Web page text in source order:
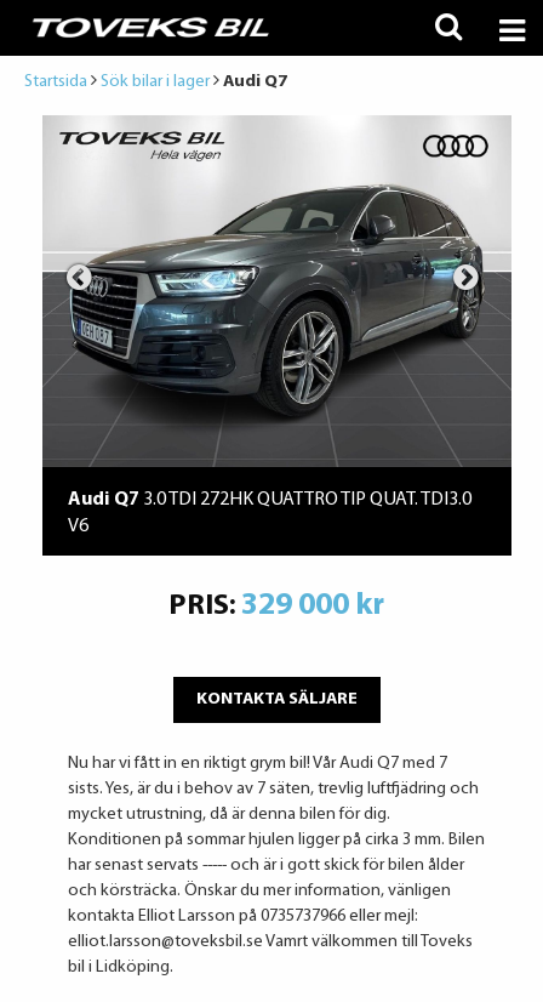
Startsida Sök bilar i lager Audi Q7
Audi Q7 3.0 TDI 272HK QUATTRO TIP QUAT. TDI3.0
V6
PRIS: 329 000 kr
KONTAKTA SÄLJARE
Nu har vi fått in en riktigt grym bil! Vår Audi Q7 med 7
sists. Yes, är du i behov av 7 säten, trevlig luftfjädring och
mycket utrustning, då är denna bilen för dig.
Konditionen på sommar hjulen ligger på cirka 3 mm. Bilen
har senast servats ----- och är i gott skick för bilen ålder
och körsträcka. Önskar du mer information, vänligen
kontakta Elliot Larsson på 0735737966 eller mejl:
elliot.larsson@toveksbil.se Vamrt välkommen till Toveks
bil i Lidköping.